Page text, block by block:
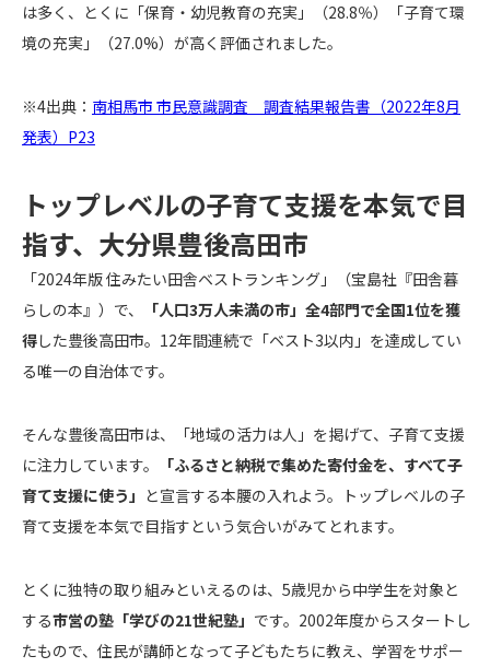
は多く、とくに「保育・幼児教育の充実」（28.8％）「子育て環
境の充実」（27.0%）が高く評価されました。
※4出典： 南相馬市 市民意識調査 調査結果報告書（2022年8月
発表）P23
トップレベルの子育て支援を本気で目
指す、大分県豊後高田市
「2024年版 住みたい田舎ベストランキング」（宝島社『田舎暮
らしの本』）で、
「人口3万人未満の市」全4部門で全国1位を獲
得した豊後高田市。12年間連続で「ベスト3以内」を達成してい
る唯一の自治体です。
そんな豊後高田市は、「地域の活力は人」を掲げて、子育て支援
に注力しています。
「ふるさと納税で集めた寄付金を、すべて子
育て支援に使う」 と宣言する本腰の入れよう。トップレベルの子
育て支援を本気で目指すという気合いがみてとれます。
とくに独特の取り組みといえるのは、5歳児から中学生を対象と
する市営の塾「学びの21世紀塾」 です。2002年度からスタートし
たもので、住民が講師となって子どもたちに教え、学習をサポー